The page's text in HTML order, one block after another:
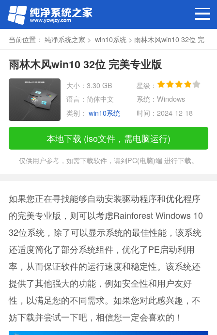
当前位置： 纯净系统之家 > win10系统 > 雨林木风win10 32位 完
美专业版
雨林木风win10 32位 完美专业版
大小：3.30 GB
星级：
语言：简体中文
系统：Windows
类别：win10系统 时间：2024-12-18
本地下载 (iso文件，需电脑运行)
仅供用户参考，如需下载软件，请到PC(电脑)端 进行下载。
如果您正在寻找能够自动安装驱动程序和优化程序
的完美专业版，则可以考虑Rainforest Windows 10
32位系统，除了可以显示系统的最佳性能，该系统
还适度简化了部分系统组件，优化了PE启动利用
率，从而保证软件的运行速度和稳定性。该系统还
提供了其他强大的功能，例如安全性和用户友好
性，以满足您的不同需求。如果您对此感兴趣，不
妨下载并尝试一下吧，相信您一定会喜欢的！